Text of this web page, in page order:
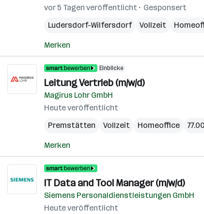
vor 5 Tagen veröffentlicht
Gesponsert
Ludersdorf-Wilfersdorf
Vollzeit
Merken
Einblicke
Leitung Vertrieb (m/w/d)
Magirus Lohr GmbH
Heute veröffentlicht
Premstätten
Vollzeit Homeoffice
Merken
IT Data and Tool Manager (m/w/d)
Siemens Personaldienstleistungen GmbH
Heute veröffentlicht